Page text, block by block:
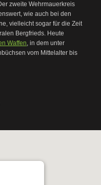
zweite Wehrmauerkreis
wie auch bei den
vielleicht sogar für die Zeit
Bergfrieds. Heute
Waffen, in dem unter
vom Mittelalter bis